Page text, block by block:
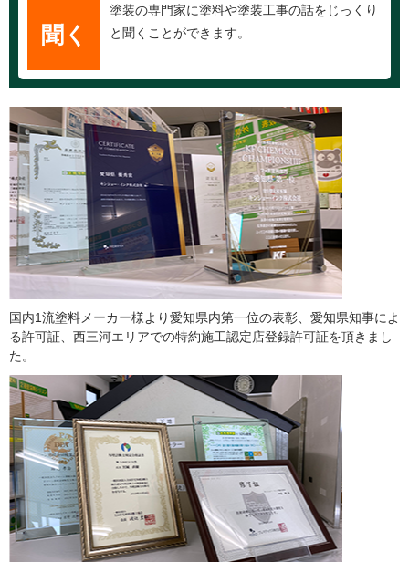
聞く
塗装の専門家に塗料や塗装工事の話をじっくり
と聞くことができます。
国内1流塗料メーカー様より愛知県内第一位の表彰、愛知県知事によ
る許可証、西三河エリアでの特約施工認定店登録許可証を頂きまし
た。